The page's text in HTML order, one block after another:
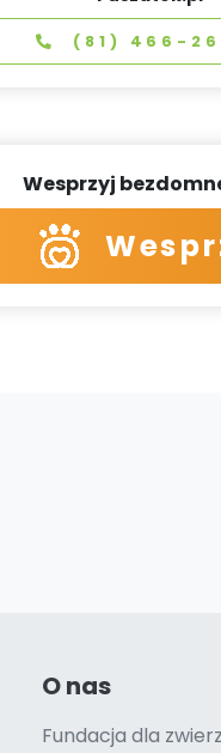
(81) 466-
Wesprzyj
O nas
Fundacja dla